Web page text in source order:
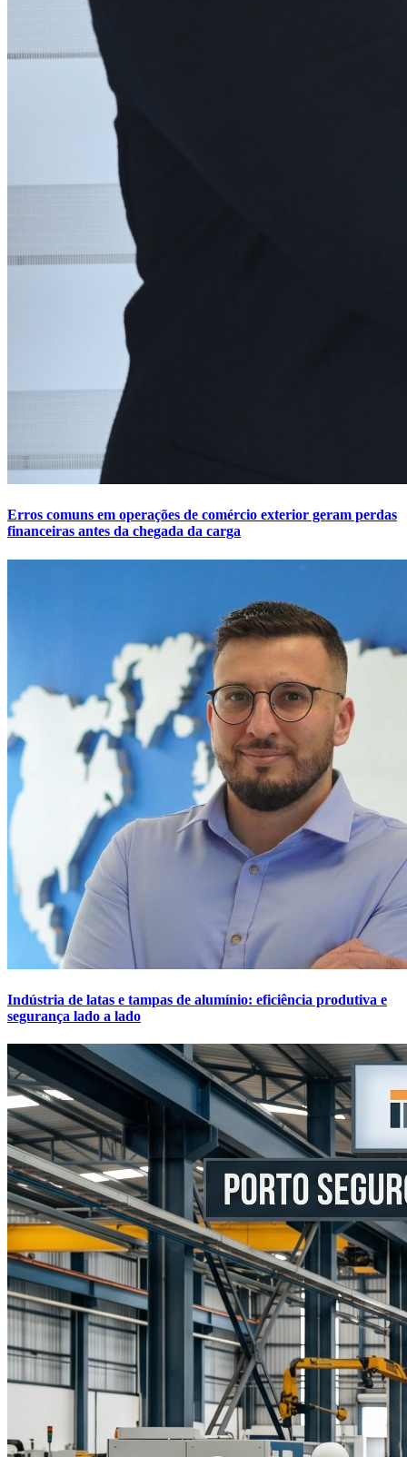
Erros comuns em operações de comércio exterior geram perdas
financeiras antes da chegada da carga
Indústria de latas e tampas de alumínio: eficiência produtiva e
segurança lado a lado